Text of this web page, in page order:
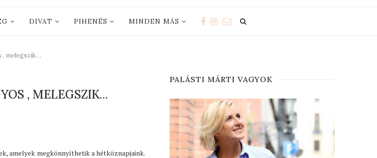
DIVAT PIHENÉS MINDEN MÁS
, melegszik…
, MELEGSZIK…
amelyek megkönnyíthetik a hétköznapjaink.
PALÁSTI MÁRTI VAGYOK